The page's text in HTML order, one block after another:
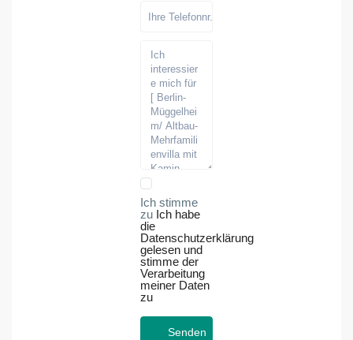
Ich stimme
zu Ich habe
die
Datenschutzerklärung
gelesen und
stimme der
Verarbeitung
meiner Daten
zu